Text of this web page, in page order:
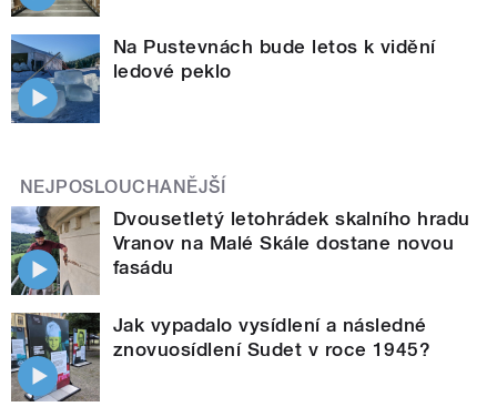
Na Pustevnách bude letos k vidění
ledové peklo
NEJPOSLOUCHANĚJŠÍ
Dvousetletý letohrádek skalního hradu
Vranov na Malé Skále dostane novou
fasádu
Jak vypadalo vysídlení a následné
znovuosídlení Sudet v roce 1945?